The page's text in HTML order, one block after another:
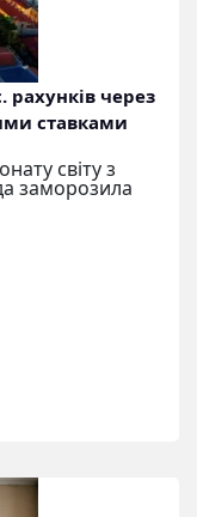
рахунків через
ставками
світу з
заморозила